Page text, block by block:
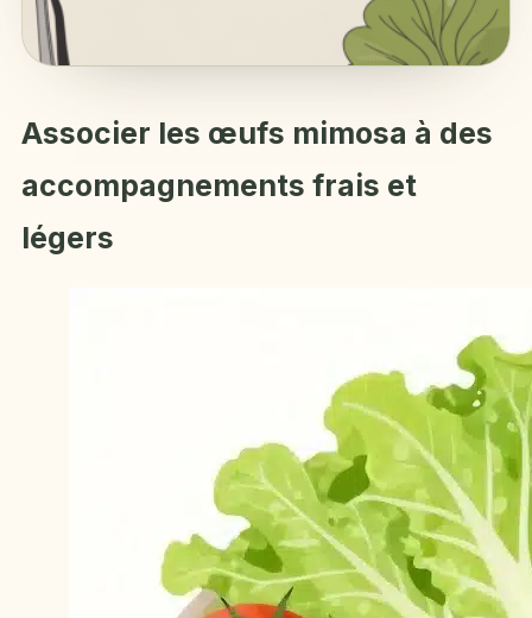
Associer les œufs mimosa à des
accompagnements frais et
légers